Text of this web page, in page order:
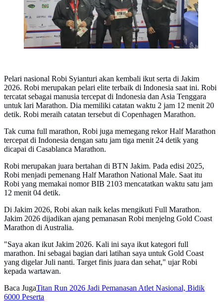
Pelari nasional Robi Syianturi akan kembali ikut serta di Jakim
2026. Robi merupakan pelari elite terbaik di Indonesia saat ini. Robi
tercatat sebagai manusia tercepat di Indonesia dan Asia Tenggara
untuk lari Marathon. Dia memiliki catatan waktu 2 jam 12 menit 20
detik. Robi meraih catatan tersebut di Copenhagen Marathon.
Tak cuma full marathon, Robi juga memegang rekor Half Marathon
tercepat di Indonesia dengan satu jam tiga menit 24 detik yang
dicapai di Casablanca Marathon.
Robi merupakan juara bertahan di BTN Jakim. Pada edisi 2025,
Robi menjadi pemenang Half Marathon National Male. Saat itu
Robi yang memakai nomor BIB 2103 mencatatkan waktu satu jam
12 menit 04 detik.
Di Jakim 2026, Robi akan naik kelas mengikuti Full Marathon.
Jakim 2026 dijadikan ajang pemanasan Robi menjelng Gold Coast
Marathon di Australia.
"Saya akan ikut Jakim 2026. Kali ini saya ikut kategori full
marathon. Ini sebagai bagian dari latihan saya untuk Gold Coast
yang digelar Juli nanti. Target finis juara dan sehat," ujar Robi
kepada wartawan.
Baca JugaTitan Run 2026 Jadi Pemanasan Atlet Nasional, Bidik
6000 Peserta